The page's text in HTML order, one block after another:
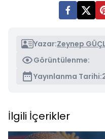
Yazar:Zeynep
Görüntülenme:
Yayınlanma Tarihi:
İlgili İçerikler